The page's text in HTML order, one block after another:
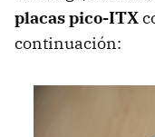
placas pico-ITX
continuación: